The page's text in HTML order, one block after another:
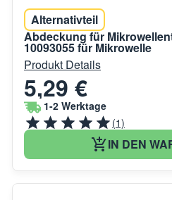
Alternativteil
Abdeckung für
10093055 für Mikrowelle
Produkt Details
5,29 €
1-2 Werktage
(1)
IN DEN